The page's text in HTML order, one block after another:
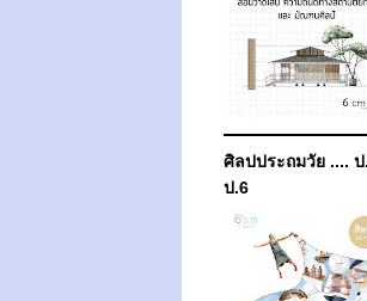
ศิลปประถมวัย ....
ป.6